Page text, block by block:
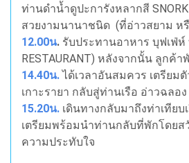
ท่านดำน้ำดูปะการังหลากสี
สวยงามนานาชนิด (ที่อ่าวสยาม ห
12.00น. รับประทานอาหาร บุฟเฟ่ห์
RESTAURANT) หลังจากนั้น ลูกค้
14.40น.ได้เวลาอันสมควร เตรียม
เกาะรายา กลับสู่ท่านเรือ อ่าวฉลอง
15.20น. เดินทางกลับมาถึงท่าเทียบ
เตรียมพร้อมนำท่านกลับที่พักโดย
ความประทับใจ